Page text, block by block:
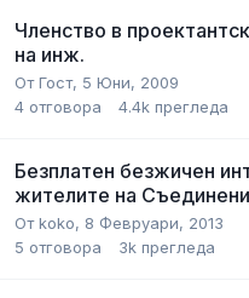
Членство в
на инж.
ОтГост, 5 Юни, 2009
4 отговора 4.4k прегледа
Безплатен безжичен
жителите на
Отkoko, 8 Февруари, 2013
5 отговора 3k прегледа